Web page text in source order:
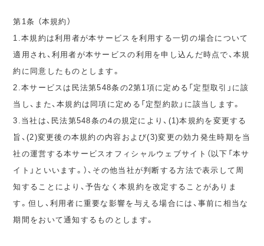
第1条 （本規約）
1.本規約は利用者が本サービスを利用する一切の場合について
適用され、利用者が本サービスの利用を申し込んだ時点で、本規
約に同意したものとします。
2.本サービスは民法第548条の2第1項に定める「定型取引」に該
当し、また、本規約は同項に定める「定型約款」に該当します。
3.当社は、民法第548条の4の規定により、(1)本規約を変更する
旨、(2)変更後の本規約の内容および(3)変更の効力発生時期を当
社の運営する本サービスオフィシャルウェブサイト（以下「本サ
イト」といいます。）、その他当社が判断する方法で表示して周
知することにより、予告なく本規約を改定することがありま
す。但し、利用者に重要な影響を与える場合には、事前に相当な
期間をおいて通知するものとします。